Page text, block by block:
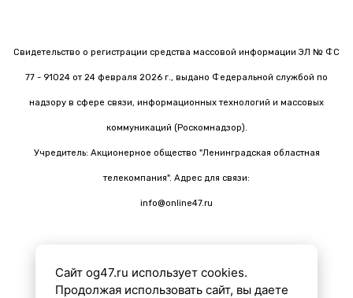
Свидетельство о регистрации средства массовой информации ЭЛ № ФС
77 - 91024 от 24 февраля 2026 г., выдано Федеральной службой по
надзору в сфере связи, информационных технологий и массовых
коммуникаций (Роскомнадзор).
Учредитель: Акционерное общество "Ленинградская областная
телекомпания". Адрес для связи:
info@online47.ru
Все материалы на сайте подготовлены с помощью ИИ
Сайт og47.ru использует cookies.
Продолжая использовать сайт, вы даете